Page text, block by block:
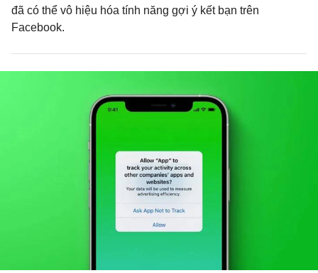
đã có thể vô hiệu hóa tính năng gợi ý kết bạn trên
Facebook.